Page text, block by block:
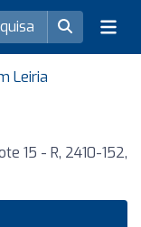
Leiria
15 - R, 2410-152,